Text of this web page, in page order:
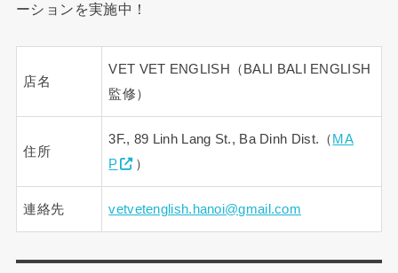
ーションを実施中！
店名
VET VET ENGLISH（BALI BALI ENGLISH
監修）
住所
3F., 89 Linh Lang St., Ba Dinh Dist.（ MA
P
）
連絡先 vetvetenglish.hanoi@gmail.com